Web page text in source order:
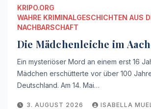
KRIPO.ORG
WAHRE KRIMINALGESCHICHTEN AUS
NACHBARSCHAFT
Die Mädchenleiche im
Ein mysteriöser Mord an einem erst 16
Mädchen erschütterte vor über 100
Deutschland. Am 14. Mai…
3. AUGUST 2026 ISABELLA